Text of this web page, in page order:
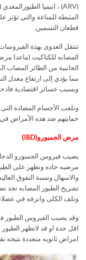
المثبطة للمناعة والتي
قطعان التسمين.
تنتقل العدوى بهذة
المصابه للكتاكيت (ماعدا
الجانبية من الطائر المصاب
مما يؤدي إلى ارتفاع معدل
ويسبب خسائر اقتصادية
وتلعب الأجسام المضادة
حمايتهم ضد هذه الأمراض في
مرض الجمبورو(IBD
)
مرضيه حاده وتظهر على
وتلف الكلى وانزفه في
اقل حدة او قد لاتظهر
امراض ثانويه متعددة نتيجه